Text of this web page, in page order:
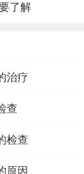
了解
治疗
查
检查
原因